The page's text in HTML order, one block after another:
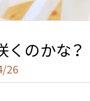
くのかな？
26